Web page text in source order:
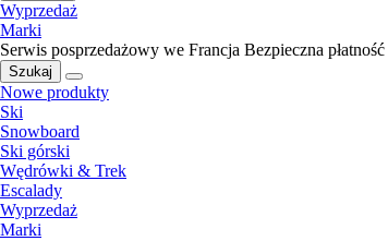
Wyprzedaż
Marki
Serwis posprzedażowy we Francja Bezpieczna płatność
Szukaj
Nowe produkty
Ski
Snowboard
Ski górski
Wędrówki & Trek
Escalady
Wyprzedaż
Marki